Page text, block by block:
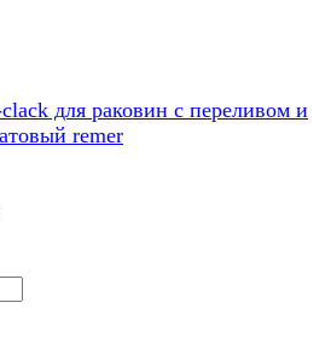
для раковин с переливом и
remer